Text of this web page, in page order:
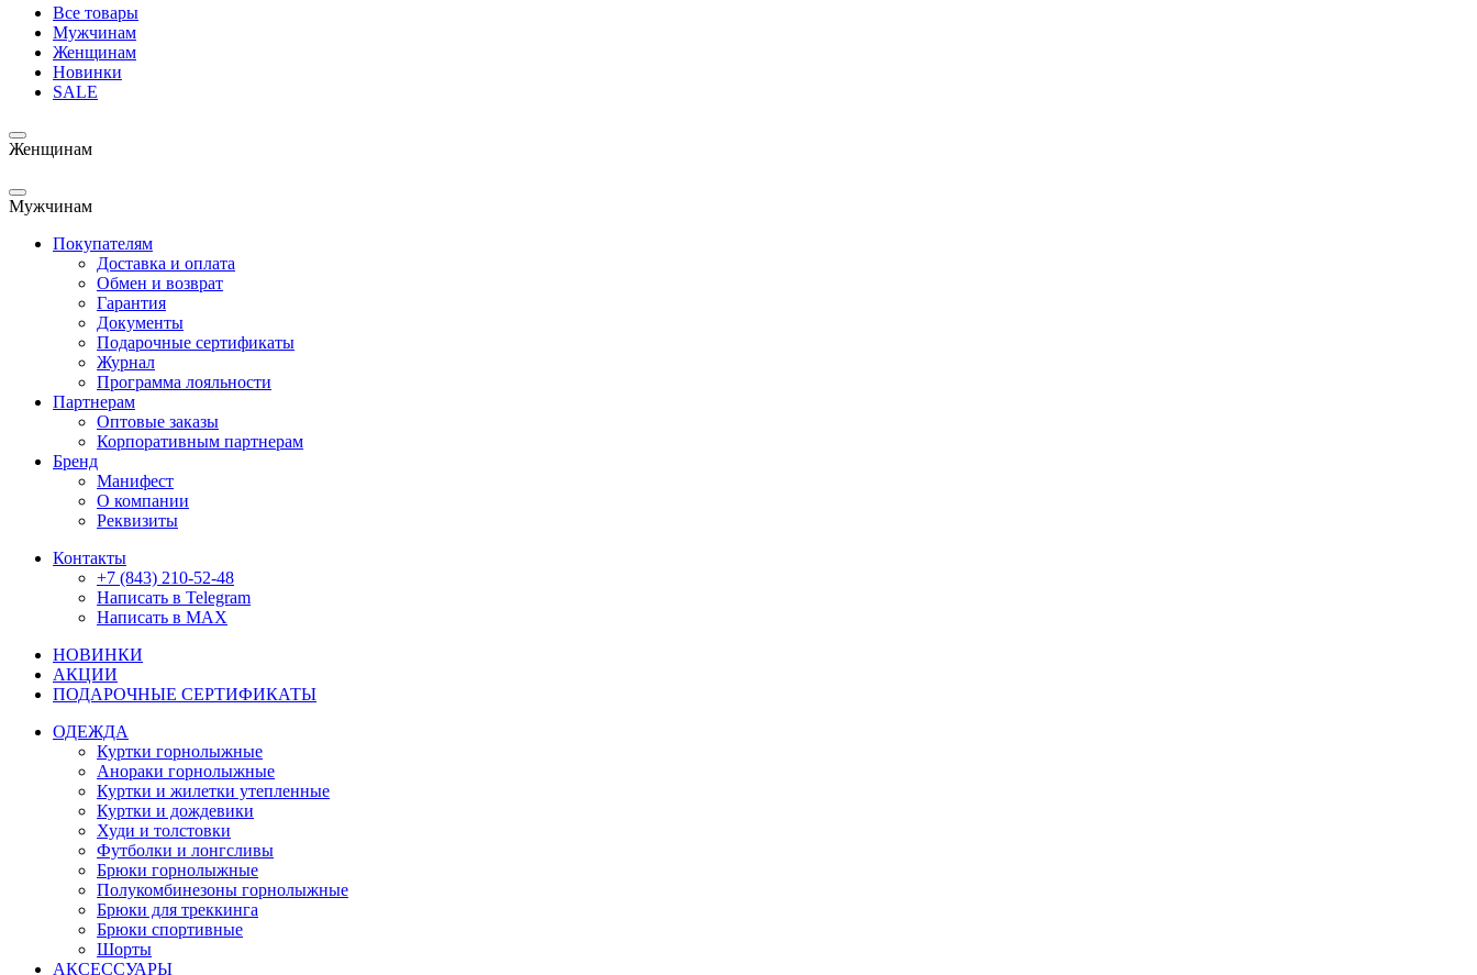
Все товары
Мужчинам
Женщинам
Новинки
SALE
Женщинам
Мужчинам
Покупателям
Доставка и оплата
Обмен и возврат
Гарантия
Документы
Подарочные сертификаты
Журнал
Программа лояльности
Партнерам
Оптовые заказы
Корпоративным партнерам
Бренд
Манифест
О компании
Реквизиты
Контакты
+7 (843) 210-52-48
Написать в Telegram
Написать в MAX
НОВИНКИ
АКЦИИ
ПОДАРОЧНЫЕ СЕРТИФИКАТЫ
ОДЕЖДА
Куртки горнолыжные
Анораки горнолыжные
Куртки и жилетки утепленные
Куртки и дождевики
Худи и толстовки
Футболки и лонгсливы
Брюки горнолыжные
Полукомбинезоны горнолыжные
Брюки для треккинга
Брюки спортивные
Шорты
АКСЕССУАРЫ